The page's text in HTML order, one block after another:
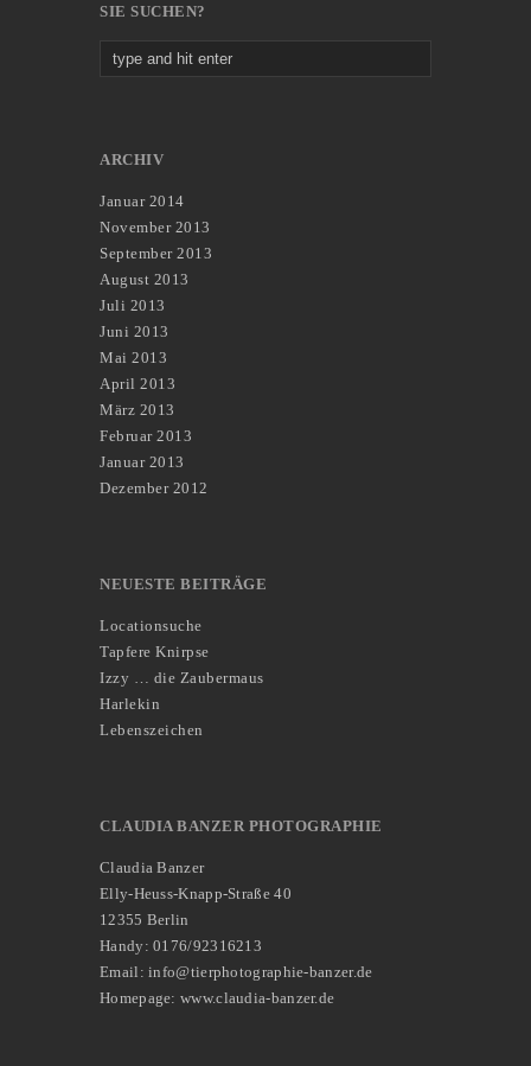
SIE SUCHEN?
ARCHIV
Januar 2014
November 2013
September 2013
August 2013
Juli 2013
Juni 2013
Mai 2013
April 2013
März 2013
Februar 2013
Januar 2013
Dezember 2012
NEUESTE BEITRÄGE
Locationsuche
Tapfere Knirpse
Izzy … die Zaubermaus
Harlekin
Lebenszeichen
CLAUDIA BANZER PHOTOGRAPHIE
Claudia Banzer
Elly-Heuss-Knapp-Straße 40
12355 Berlin
Handy: 0176/92316213
Email: info@tierphotographie-banzer.de
Homepage: www.claudia-banzer.de